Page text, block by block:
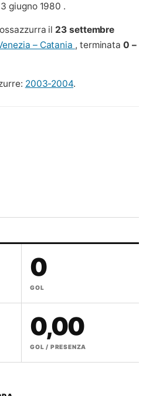
giugno 1980 .
il 23 settembre
– Catania , terminata0 –
2003-2004.
0
GOL
0,00
GOL / PRESENZA